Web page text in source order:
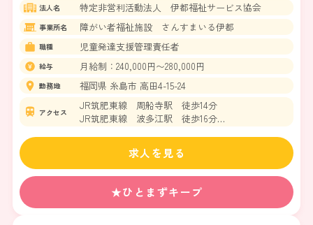
法人名 特定非営利活動法人 伊都福祉サービス協会
事業所名 障がい者福祉施設 さんすまいる伊都
職種 児童発達支援管理責任者
給与 月給制：240,000円〜280,000円
勤務地 福岡県 糸島市 高田4-15-24
アクセス
JR筑肥東線 周船寺駅 徒歩14分
JR筑肥東線 波多江駅 徒歩16分
※無料駐車場あり。
★ひとまずキープ
求人を見る